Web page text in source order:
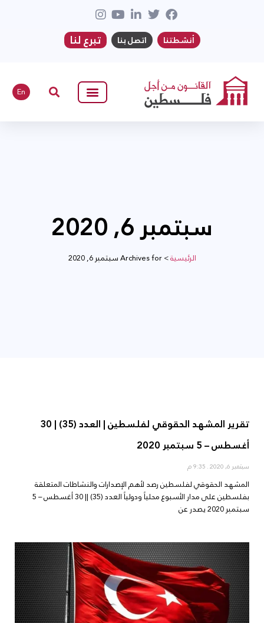
أنشطتنا اتصل بنا تبرع لنا
En
سبتمبر 6, 2020
الرئيسية>Archives for سبتمبر 6, 2020
تقرير المشهد الحقوقي لفلسطين | العدد (35) | 30
أغسطس – 5 سبتمبر 2020
سبتمبر 6, 2020
المشهد الحقوقي لفلسطين رصد لأهم الإصدارات والنشاطات المتعلقة
بفلسطين على مدار الأسبوع محلياً ودولياً العدد (35) || 30 أغسطس – 5
سبتمبر 2020 يصدر عن